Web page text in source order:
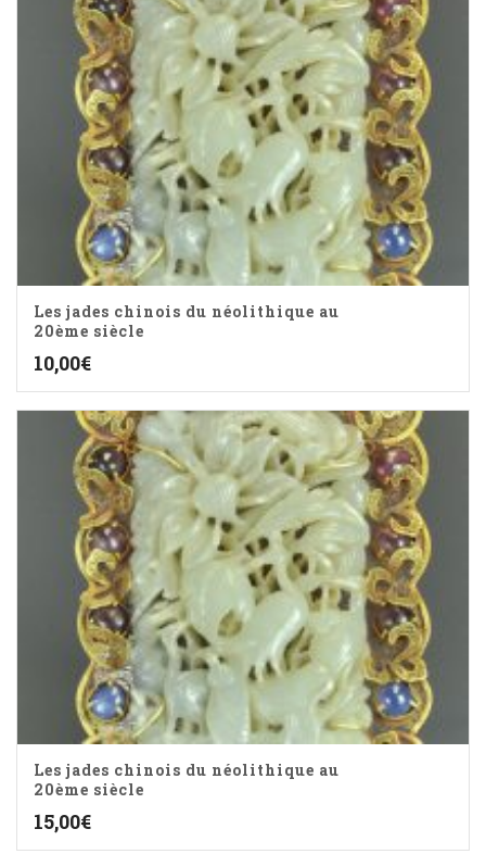
Les jades chinois du néolithique au
20ème siècle
10,00€
Les jades chinois du néolithique au
20ème siècle
15,00€